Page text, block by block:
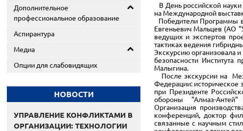
Дополнительное
профессиональное образование
Аспирантура
Медиа
Опции для слабовидящих
НОВОСТИ
УПРАВЛЕНИЕ КОНФЛИКТАМИ В
ОРГАНИЗАЦИИ: ТЕХНОЛОГИИ
В День российской
на Международной
Победители Программы
Евгеньевич Мальцев (АО
ведущих и экспертов
тактиках ведения
Экскурсию организовала
безопасности
Малыгина.
После экскурсии на
Федерации: историческое
при Президенте
обороны "Алмаз-Антей"
Организация
конференций, доктор
связанные с научным